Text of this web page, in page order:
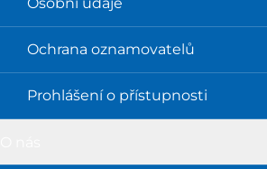
Ochrana oznamovatelů
Prohlášení o přístupnosti